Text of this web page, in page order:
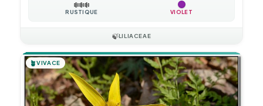
❄️❄️❄️
RUSTIQUE VIOLET
🍃LILIACEAE
🪴VIVACE